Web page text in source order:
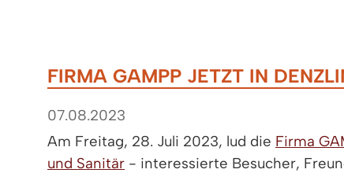
FIRMA GAMPP JETZT IN
07.08.2023
Am Freitag, 28. Juli 2023, lud die Firma
und Sanitär - interessierte Besucher,